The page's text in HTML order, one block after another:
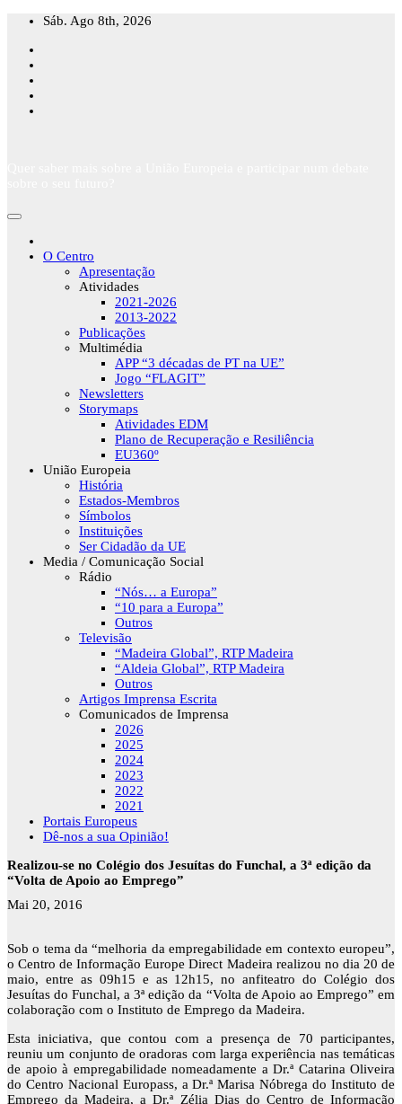
Skip
content
Sáb. Ago 8th, 2026
O Centro
Apresentação
Atividades
2021-2026
2013-2022
Publicações
Multimédia
APP “3 décadas de PT na UE”
Jogo “FLAGIT”
Newsletters
Storymaps
Atividades EDM
Plano de Recuperação e Resiliência
EU360º
União Europeia
História
Estados-Membros
Símbolos
Instituições
Ser Cidadão da UE
Media / Comunicação Social
Rádio
“Nós… a Europa”
“10 para a Europa”
Outros
Televisão
“Madeira Global”, RTP Madeira
“Aldeia Global”, RTP Madeira
Outros
Artigos Imprensa Escrita
Comunicados de Imprensa
2026
2025
2024
2023
2022
2021
Portais Europeus
Dê-nos a sua Opinião!
Realizou-se no Colégio dos Jesuítas do Funchal, a 3ª edição da
“Volta de Apoio ao Emprego”
Mai 20, 2016
Sob o tema da “melhoria da empregabilidade em contexto europeu”,
o Centro de Informação Europe Direct Madeira realizou no dia 20 de
maio, entre as 09h15 e as 12h15, no anfiteatro do Colégio dos
Jesuítas do Funchal, a 3ª edição da “Volta de Apoio ao Emprego” em
colaboração com o Instituto de Emprego da Madeira.
Esta iniciativa, que contou com a presença de 70 participantes,
reuniu um conjunto de oradoras com larga experiência nas temáticas
de apoio à empregabilidade nomeadamente a Dr.ª Catarina Oliveira
do Centro Nacional Europass, a Dr.ª Marisa Nóbrega do Instituto de
Emprego da Madeira, a Dr.ª Zélia Dias do Centro de Informação